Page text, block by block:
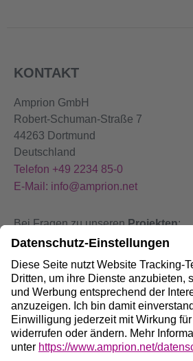
KONTAKT
Amprion GmbH
Robert-Schuman-Straße 7
44263 Dortmund
Deutschland
Telefon +49 2234 85-0
E-Mail: info@amprion.net
Bei Fragen zu unserenProjekten:
+49 800 584 9000
BeiStörungen an unseren Anlagen:
+49 800 490 4000
Social Media: